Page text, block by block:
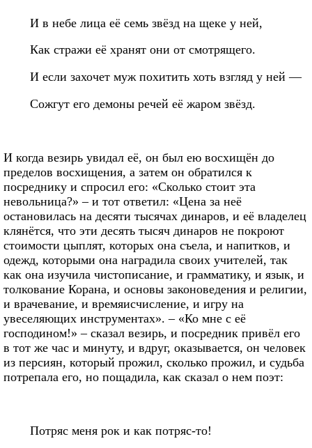
И в небе лица её семь звёзд на щеке у ней,
Как стражи её хранят они от смотрящего.
И если захочет муж похитить хоть взгляд у ней —
Сожгут его демоны речей её жаром звёзд.
И когда везирь увидал её, он был ею восхищён до
пределов восхищения, а затем он обратился к
посреднику и спросил его: «Сколько стоит эта
невольница?» – и тот ответил: «Цена за неё
остановилась на десяти тысячах динаров, и её владелец
клянётся, что эти десять тысяч динаров не покроют
стоимости цыплят, которых она съела, и напитков, и
одежд, которыми она наградила своих учителей, так
как она изучила чистописание, и грамматику, и язык, и
толкование Корана, и основы законоведения и религии,
и врачевание, и времяисчисление, и игру на
увеселяющих инструментах». – «Ко мне с её
господином!» – сказал везирь, и посредник привёл его
в тот же час и минуту, и вдруг, оказывается, он человек
из персиян, который прожил, сколько прожил, и судьба
потрепала его, но пощадила, как сказал о нем поэт:
Потряс меня рок и как потряс-то!